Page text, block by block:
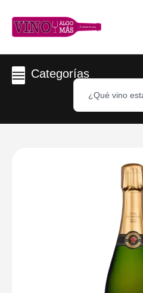
Categorías